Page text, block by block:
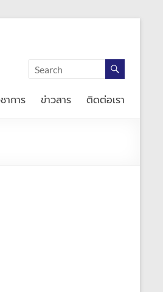
าการ ข่าวสาร ติดต่อเรา